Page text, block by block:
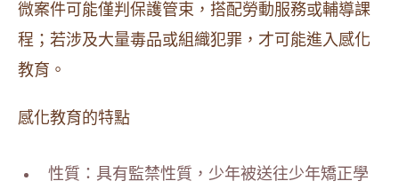
微案件可能僅判保護管束，搭配勞動服務或輔導課
程；若涉及大量毒品或組織犯罪，才可能進入感化
教育。
感化教育的特點
性質：具有監禁性質，少年被送往少年矯正學